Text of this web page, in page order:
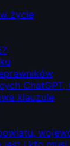
życie
ChatGPT,
klauzule